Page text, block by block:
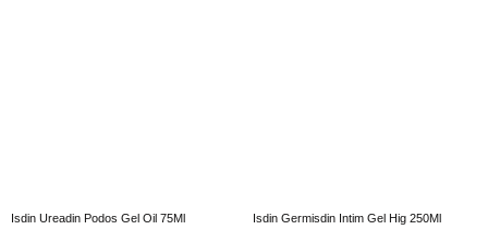
Isdin Ureadin Podos Gel Oil 75Ml Isdin Germisdin Intim Gel Hig 250Ml